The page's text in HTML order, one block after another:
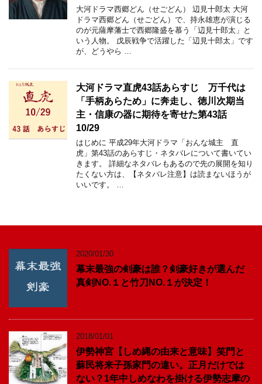
大河ドラマ西郷どん（せごどん） 辺見十郎太 大河
ドラマ西郷どん（せごどん）で、持永雄恵が演じる
のが元薩摩藩士で西郷隆盛を慕う「辺見十郎太」と
いう人物。 戊辰戦争で活躍した「辺見十郎太」です
が、どうやら …
大河ドラマ直虎43話あらすじ 万千代は
「手柄あらため」に奔走し、徳川次期当
主・信康の器に期待を寄せた第43話
10/29
はじめに 平成29年大河ドラマ「おんな城主 直
虎」第43話のあらすじ・ネタバレについて書いてい
きます。 詳細なネタバレもあるので先の展開を知り
たくない方は、【ネタバレ注意】は読まないほうが
いいです。 …
2020/01/30
幕末最強の剣豪は誰？剣豪好きが選んだ
真剣NO.１と竹刀NO.１が決定！
2018/01/01
伊勢神宮【しめ縄の由来と意味】笑門と
蘇民将来子孫家門の違い。正月だけでは
ない？1年中しめなわを掛ける伊勢志摩の